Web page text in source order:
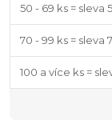
50 - 69 ks = sleva
70 - 99 ks = sleva
100 a více ks =